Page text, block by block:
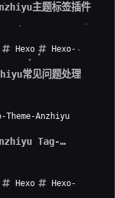
主题标签插件
Hexo Hexo-
转载常见问题处理
Theme-Anzhiyu
Tag-
Hexo Hexo-